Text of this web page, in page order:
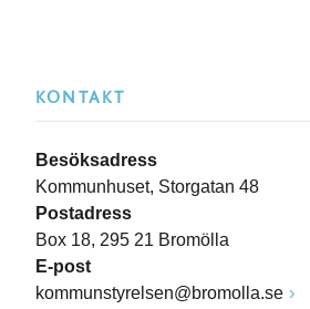
KONTAKT
Besöksadress
Kommunhuset, Storgatan 48
Postadress
Box 18, 295 21 Bromölla
E-post
kommunstyrelsen@bromolla.se